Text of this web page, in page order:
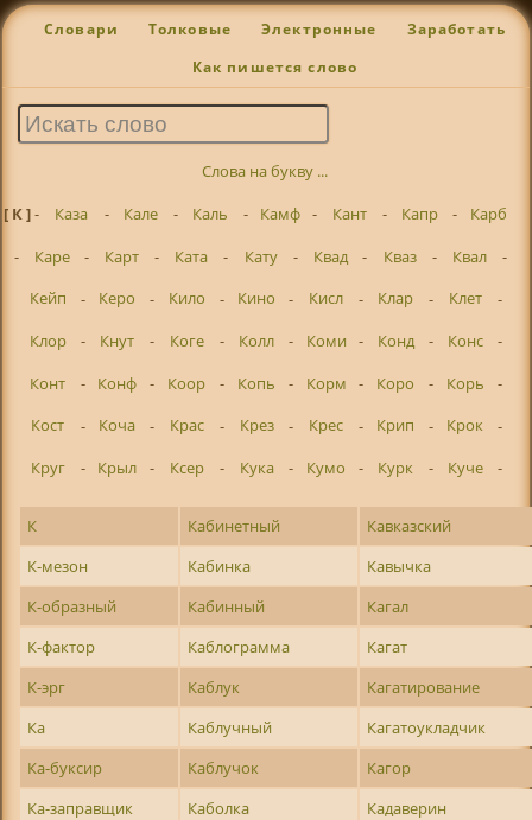
Словари Толковые Электронные Заработать
Как пишется слово
Слова на букву ...
[ К ]- Каза - Кале - Каль - Камф - Кант - Капр -
Карб
-
Каре - Карт - Ката - Кату - Квад - Кваз - Квал
-
Кейп
- Керо - Кило - Кино - Кисл - Клар - Клет
-
Клор
- Кнут - Коге - Колл - Коми - Конд - Конс
-
Конт
- Конф - Коор - Копь - Корм - Коро - Корь
-
Кост
- Коча - Крас - Крез - Крес - Крип - Крок
-
Круг
- Крыл - Ксер - Кука - Кумо - Курк - Куче -
К Кабинетный
Кавказский
К-мезон
Кабинка
Кавычка
К-образный
Кабинный
Кагал
К-фактор
Каблограмма
Кагат
К-эрг
Каблук
Кагатирование
Ка
Каблучный
Кагатоукладчик
Ка-буксир
Каблучок
Кагор
Ка-заправщик
Каболка
Кадаверин